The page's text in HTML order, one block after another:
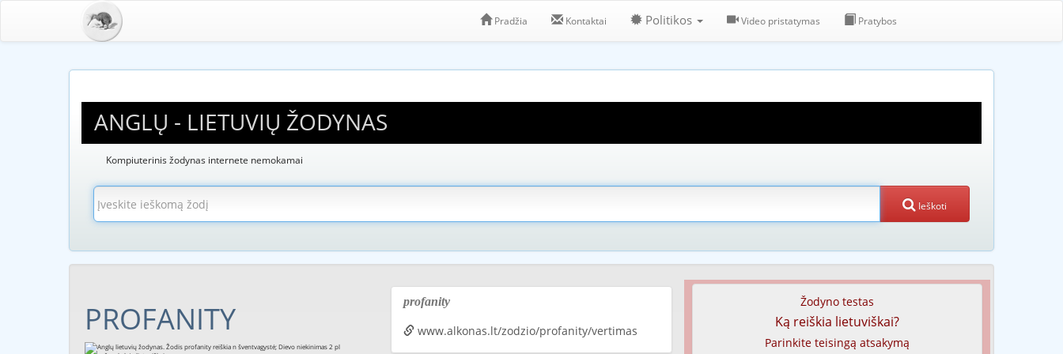
Pradžia Kontaktai Politikos Video pristatymas Pratybos
ANGLŲ - LIETUVIŲ ŽODYNAS
Kompiuterinis žodynas internete nemokamai
Ieškoti
PROFANITY profanity
www.alkonas.lt/zodzio/profanity/vertimas
Žodyno testas
Ką reiškia lietuviškai?
Parinkite teisingą atsakymą